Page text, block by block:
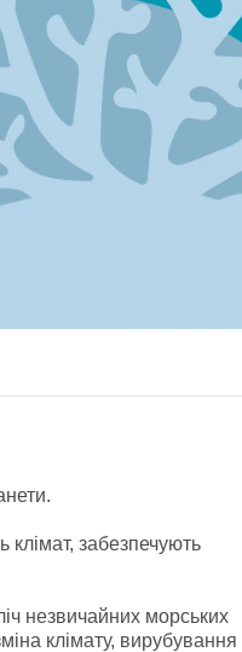
забезпечують
незвичайних морських
клімату, вирубування